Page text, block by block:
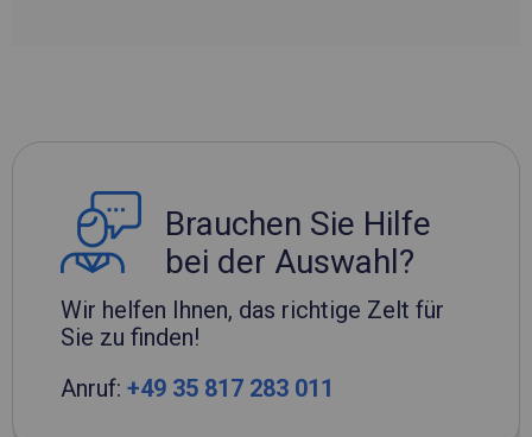
Brauchen Sie Hilfe
bei der Auswahl?
Wir helfen Ihnen, das richtige Zelt für
Sie zu finden!
Anruf: +49 35 817 283 011